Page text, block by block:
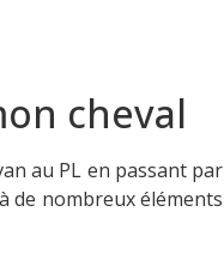
cheval
au PL en passant par
de nombreux éléments